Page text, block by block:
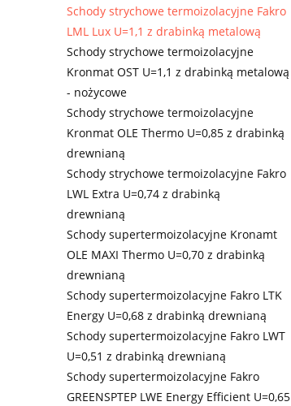
Schody strychowe termoizolacyjne Fakro
LML Lux U=1,1 z drabinką metalową
Schody strychowe termoizolacyjne
Kronmat OST U=1,1 z drabinką metalową
- nożycowe
Schody strychowe termoizolacyjne
Kronmat OLE Thermo U=0,85 z drabinką
drewnianą
Schody strychowe termoizolacyjne Fakro
LWL Extra U=0,74 z drabinką
drewnianą
Schody supertermoizolacyjne Kronamt
OLE MAXI Thermo U=0,70 z drabinką
drewnianą
Schody supertermoizolacyjne Fakro LTK
Energy U=0,68 z drabinką drewnianą
Schody supertermoizolacyjne Fakro LWT
U=0,51 z drabinką drewnianą
Schody supertermoizolacyjne Fakro
GREENSPTEP LWE Energy Efficient U=0,65